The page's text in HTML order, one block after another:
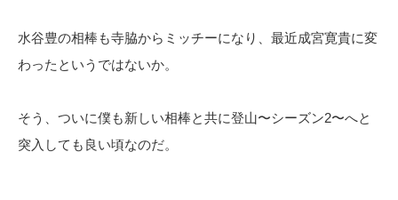
水谷豊の相棒も寺脇からミッチーになり、最近成宮寛貴に変
わったというではないか。
そう、ついに僕も新しい相棒と共に登山〜シーズン2〜へと
突入しても良い頃なのだ。